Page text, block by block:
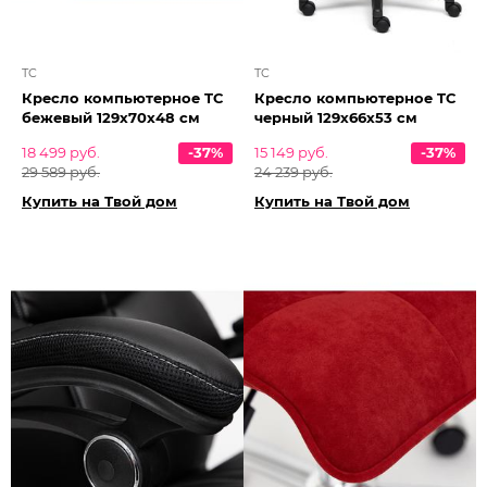
TC
Кресло компьютерное TC
бежевый 129х70х48 см
18 499 руб.
29 589 руб.
-37%
Купить на Твой дом
TC
Кресло компьютерное TC
черный 129х66х53 см
15 149 руб.
24 239 руб.
-37%
Купить на Твой дом